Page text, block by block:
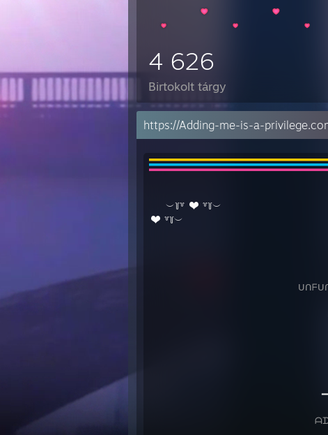
4 626
Birtokolt tárgy
︶꒦꒷ ꒷꒦︶
꒷꒦︶⠀
⠀⠀⠀⠀⠀⠀⠀⠀⠀⠀⠀⠀⠀⠀⠀⠀⠀⠀⠀⠀⠀
⠀⠀⠀⠀⠀⠀⠀⠀⠀⠀⠀⠀⠀⠀⠀⠀⠀⠀⠀⠀⠀⠀⠀⠀ ⠀
⠀⠀⠀⠀⠀⠀⠀⠀⠀⠀⠀⠀⠀⠀⠀⠀⠀⠀⠀⠀⠀⠀⠀⠀⠀⠀
⠀⠀⠀⠀⠀⠀⠀⠀⠀⠀⠀⠀⠀⠀⠀⠀⠀⠀⠀ ⠀⠀⠀⠀⠀
⠀⠀⠀⠀⠀⠀⠀⠀⠀⠀⠀⠀⠀⠀⠀⠀⠀⠀⠀⠀⠀⠀ ⠀